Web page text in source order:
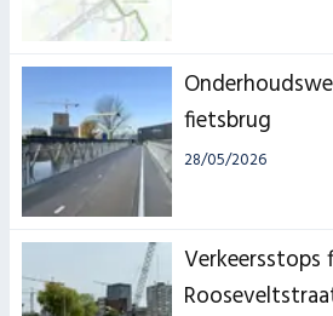
fietsbrug
28/05/2026
Verkeersstops